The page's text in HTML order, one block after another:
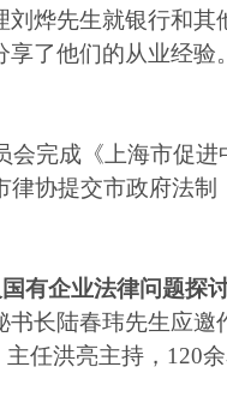
刘烨先生就银行和其
了他们的从业经验。
会完成《上海市促进
律协提交市政府法制
有企业法律问题探
书长陆春玮先生应邀
任洪亮主持， 120